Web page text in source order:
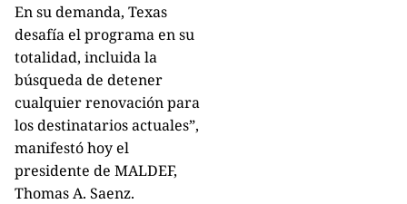
En su demanda, Texas
desafía el programa en su
totalidad, incluida la
búsqueda de detener
cualquier renovación para
los destinatarios actuales”,
manifestó hoy el
presidente de MALDEF,
Thomas A. Saenz.